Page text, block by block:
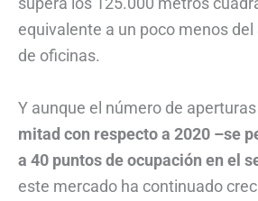
equivalente a un poco menos del
de oficinas.
Y aunque el número de aperturas
mitad con respecto a 2020 –se
a 40 puntos de ocupación en el
este mercado ha continuado